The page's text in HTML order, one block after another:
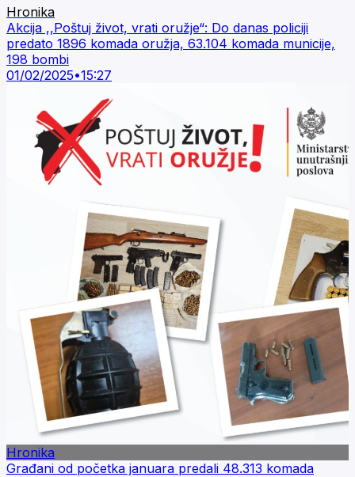
Hronika
Akcija ,,Poštuj život, vrati oružje“: Do danas policiji
predato 1896 komada oružja, 63.104 komada municije,
198 bombi
01/02/2025•15:27
Hronika
Građani od početka januara predali 48.313 komada